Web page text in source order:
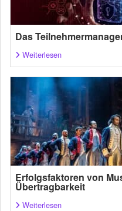
Das
Weiterlesen
Erfolgsfaktoren von
Übertragbarkeit
Weiterlesen